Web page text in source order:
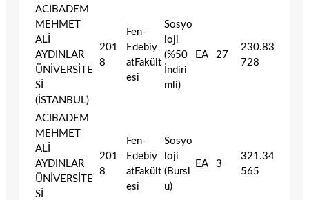
ACIBADEM
MEHMET
ALİ
AYDINLAR
ÜNİVERSİTE
Sİ
(İSTANBUL)
201
8
Fen-
Edebiy
atFakült
esi
Sosyo
loji
(%50
İndiri
mli)
EA 27
230.83
728
ACIBADEM
MEHMET
ALİ
AYDINLAR
ÜNİVERSİTE
Sİ
201
8
Fen-
Edebiy
atFakült
esi
Sosyo
loji
(Bursl
u)
EA 3
321.34
565